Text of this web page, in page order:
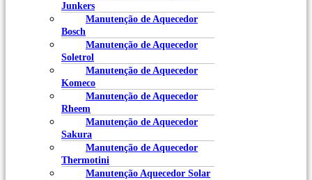
Junkers
Manutenção de Aquecedor
Bosch
Manutenção de Aquecedor
Soletrol
Manutenção de Aquecedor
Komeco
Manutenção de Aquecedor
Rheem
Manutenção de Aquecedor
Sakura
Manutenção de Aquecedor
Thermotini
Manutenção Aquecedor Solar